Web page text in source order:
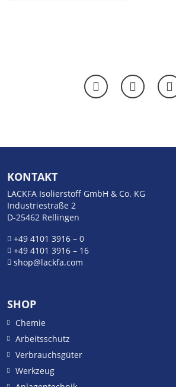
Optionen
können
KONTAKT
LACKFA Isolierstoff GmbH & Co. KG
Industriestraße 2
D-25462 Rellingen
+49 4101 3916 – 0
+49 4101 3916 – 16
shop@lackfa.com
SHOP
Chemie
Arbeitsschutz
Verbrauchsgüter
Werkzeug